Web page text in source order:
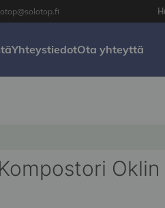
YhteystiedotOta yhteyttä
Kompostori Oklin